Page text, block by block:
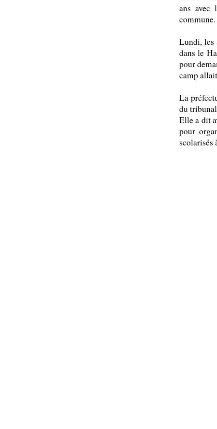
ans avec
Lundi, les
dans le
pour
camp
La
du
Elle a dit
pour
scolarisés